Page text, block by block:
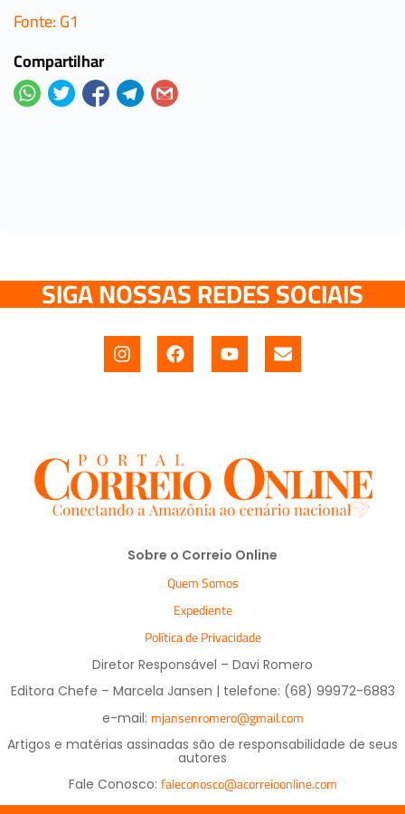
Fonte: G1
Compartilhar
SIGA NOSSAS REDES SOCIAIS
Sobre o Correio Online
Quem Somos
Expediente
Política de Privacidade
Diretor Responsável – Davi Romero
Editora Chefe – Marcela Jansen | telefone: (68) 99972-6883
e-mail: mjansenromero@gmail.com
Artigos e matérias assinadas são de responsabilidade de seus
autores
Fale Conosco: faleconosco@acorreioonline.com